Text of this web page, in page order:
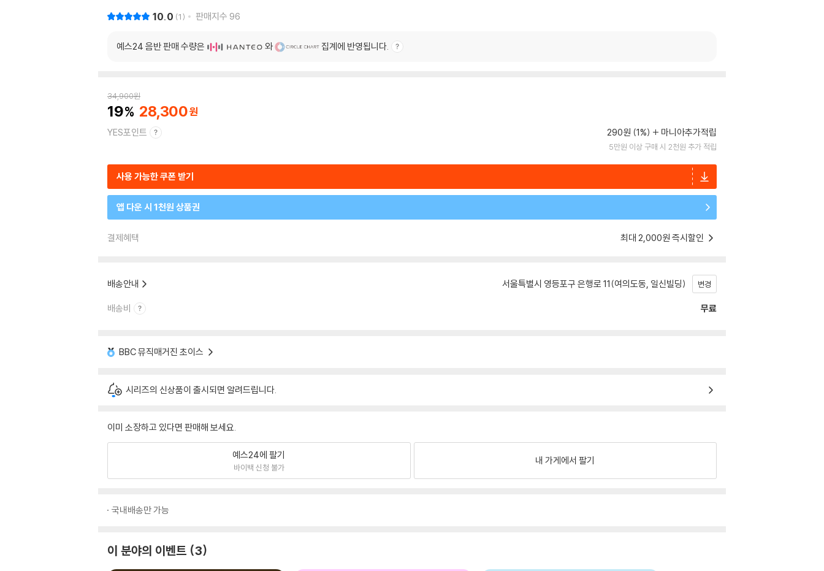
10.0 1 판매지수 96
예스24 음반 판매 수량은 와 집계에 반영됩니다.
34,900원
19 28,300
YES포인트 290원 (1%) 마니아추가적립
5만원 이상 구매 시 2천원 추가 적립
사용 가능한 쿠폰 받기
앱 다운 시 1천원 상품권
결제혜택 최대 2,000원 즉시할인
배송안내 서울특별시 영등포구 은행로 11(여의도동, 일신빌딩) 변경
배송비 무료
BBC 뮤직매거진 초이스
시리즈의 신상품이 출시되면 알려드립니다.
이미 소장하고 있다면 판매해 보세요.
예스24에 팔기
바이백 신청 불가
내 가게에서 팔기
국내배송만 가능
이 분야의 이벤트 3